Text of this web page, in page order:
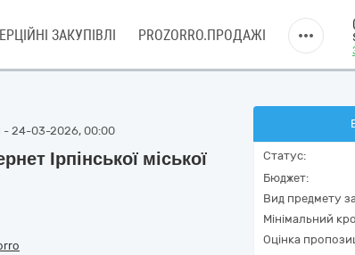
ЗАКУПІВЛІ PROZORRO.ПРОДАЖІ
- 24-03-2026, 00:00
Ірпінської міської
Статус:
Бюджет:
Вид предмету
Мінімальний
Оцінка